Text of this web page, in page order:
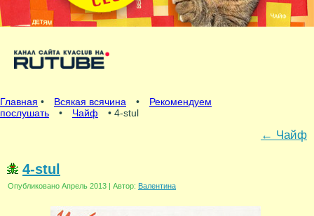
Главная • Всякая всячина •
Рекомендуем
послушать
• Чайф • 4-stul
← Чайф
4-stul
Опубликовано Апрель 2013 | Автор: Валентина